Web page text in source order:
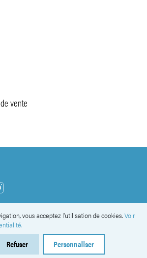
vente
vous acceptez l'utilisation de cookies.Voir
Refuser Personnaliser